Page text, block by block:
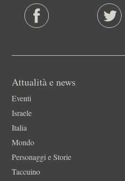
Attualità e news
Eventi
Israele
Italia
Mondo
Personaggi e Storie
Taccuino